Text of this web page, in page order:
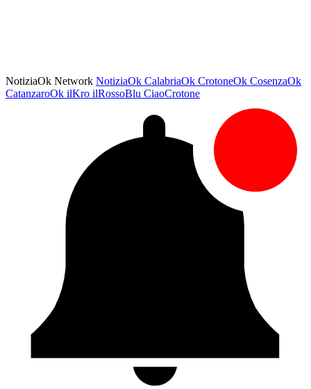
NotiziaOk Network NotiziaOk CalabriaOk CrotoneOk CosenzaOk
CatanzaroOk ilKro ilRossoBlu CiaoCrotone